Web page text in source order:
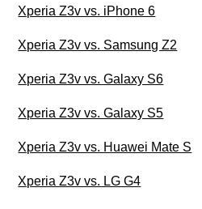
Xperia Z3v vs. iPhone 6
Xperia Z3v vs. Samsung Z2
Xperia Z3v vs. Galaxy S6
Xperia Z3v vs. Galaxy S5
Xperia Z3v vs. Huawei Mate S
Xperia Z3v vs. LG G4